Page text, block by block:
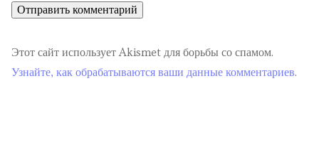
Этот сайт использует Akismet для борьбы со спамом.
Узнайте, как обрабатываются ваши данные комментариев.